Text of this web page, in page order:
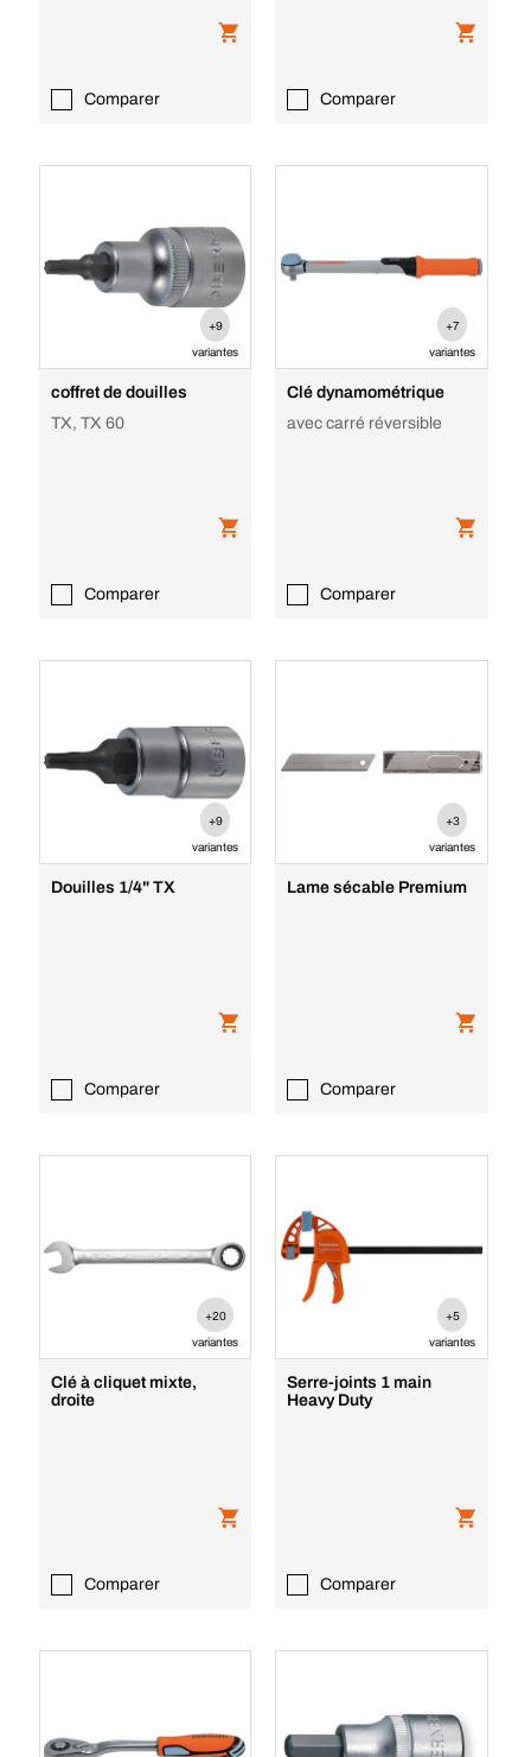
Comparer Comparer
+9
variantes
coffret de douilles
TX, TX 60
Comparer
+7
variantes
Clé dynamométrique
avec carré réversible
Comparer
+9
variantes
Douilles 1/4" TX
Comparer
+3
variantes
Lame sécable Premium
Comparer
+20
variantes
Clé à cliquet mixte,
droite
Comparer
+5
variantes
Serre-joints 1 main
Heavy Duty
Comparer